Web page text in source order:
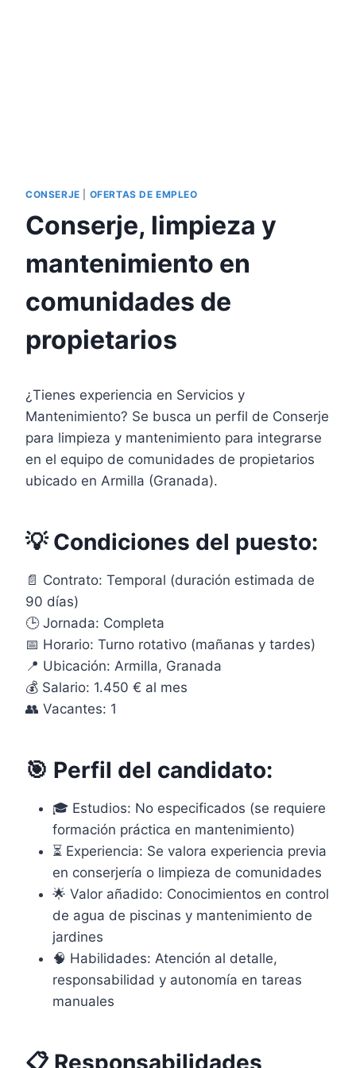
CONSERJE OFERTAS DE EMPLEO
Conserje, limpieza y
mantenimiento en
comunidades de
propietarios
¿Tienes experiencia en Servicios y
Mantenimiento? Se busca un perfil de Conserje
para limpieza y mantenimiento para integrarse
en el equipo de comunidades de propietarios
ubicado en Armilla (Granada).
💡 Condiciones del puesto:
📄 Contrato: Temporal (duración estimada de
90 días)
🕒 Jornada: Completa
📅 Horario: Turno rotativo (mañanas y tardes)
📍 Ubicación: Armilla, Granada
💰 Salario: 1.450 € al mes
👥 Vacantes: 1
🎯 Perfil del candidato:
🎓 Estudios: No especificados (se requiere
formación práctica en mantenimiento)
⏳ Experiencia: Se valora experiencia previa
en conserjería o limpieza de comunidades
🌟 Valor añadido: Conocimientos en control
de agua de piscinas y mantenimiento de
jardines
🧠 Habilidades: Atención al detalle,
responsabilidad y autonomía en tareas
manuales
📋 Responsabilidades